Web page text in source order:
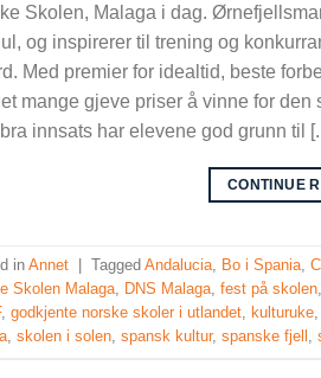
Skolen, Malaga i dag.
og inspirerer til trening og
Med premier for idealtid, beste
mange gjeve priser å vinne for
innsats har elevene god grunn til
CONTINUE
inAnnet TaggedAndalucia, Bo i Spania,
Skolen Malaga, DNS Malaga,fest på skolen
,godkjente norske skoler i utlandet, kulturuke,
,skolen i solen,spansk kultur,spanske fjell ,